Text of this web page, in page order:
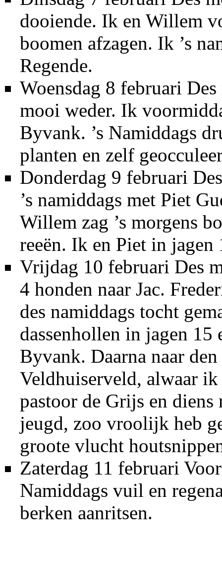
dooiende. Ik en Willem
boomen afzagen. Ik ’s
Regende.
Woensdag 8 februari
mooi weder. Ik
Byvank. ’s Namiddags
planten en zelf
Donderdag 9 februari
’s namiddags met Piet
Willem zag ’s morgens
reeën. Ik en Piet in
Vrijdag 10 februari Des
4 honden naar Jac.
des namiddags tocht
dassenhollen in jagen
Byvank. Daarna naar
Veldhuiserveld, alwaar
pastoor de Grijs en
jeugd, zoo vroolijk heb
groote vlucht
Zaterdag 11 februari
Namiddags vuil en
berken aanritsen.